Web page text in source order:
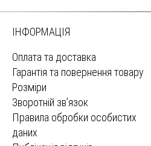
ІНФОРМАЦІЯ
Оплата та доставка
Гарантія та повернення товару
Розміри
Зворотній зв’язок
Правила обробки особистих
даних